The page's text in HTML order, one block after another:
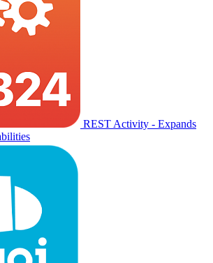
REST Activity - Expands